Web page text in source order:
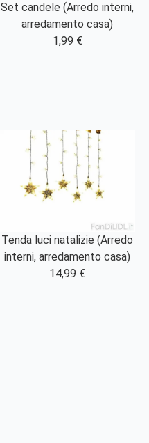
Set candele (Arredo interni,
arredamento casa)
1,99 €
Tenda luci natalizie (Arredo
interni, arredamento casa)
14,99 €